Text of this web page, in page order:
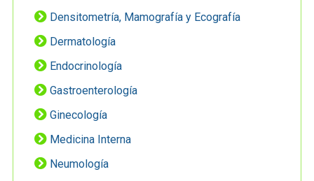
Densitometría, Mamografía y Ecografía
Dermatología
Endocrinología
Gastroenterología
Ginecología
Medicina Interna
Neumología